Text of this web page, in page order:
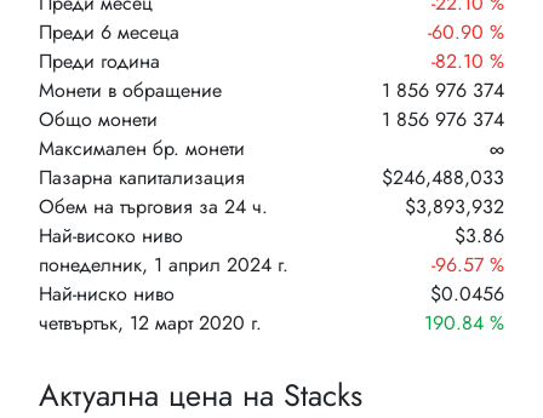
Преди 6 месеца
-60.90 %
Преди година
-82.10 %
Монети в обращение
1 856 976 374
Общо монети
1 856 976 374
Максимален бр. монети
∞
Пазарна капитализация
$246,488,033
Обем на търговия за 24 ч.
$3,893,932
Най-високо ниво
понеделник, 1 април 2024 г.
$3.86
-96.57 %
Най-ниско ниво
четвъртък, 12 март 2020 г.
$0.0456
190.84 %
Актуална цена на Stacks